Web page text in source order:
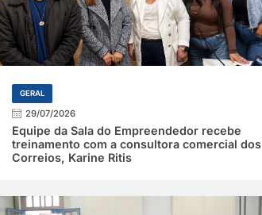
GERAL
29/07/2026
Equipe da Sala do Empreendedor recebe
treinamento com a consultora comercial dos
Correios, Karine Ritis